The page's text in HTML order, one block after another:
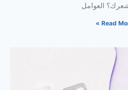
العوامل
Read